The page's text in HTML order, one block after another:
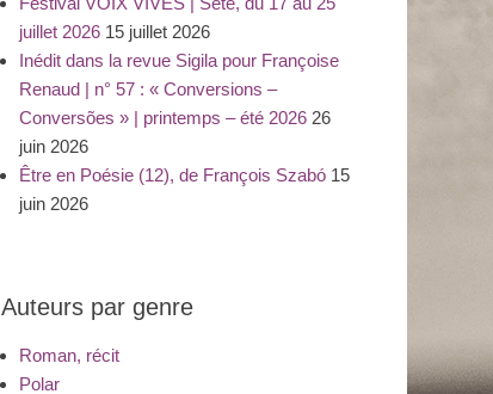
juillet 2026 15 juillet 2026
Inédit dans la revue Sigila pour Françoise
Renaud | n° 57 : « Conversions –
Conversões » | printemps – été 2026 26
juin 2026
Être en Poésie (12), de François Szabó 15
juin 2026
Auteurs par genre
Roman, récit
Polar